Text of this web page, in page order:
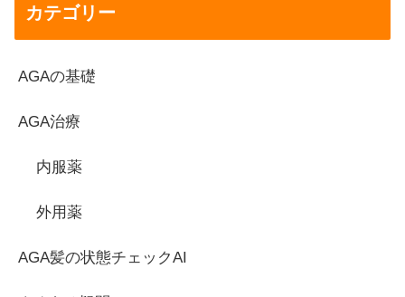
カテゴリー
AGAの基礎
AGA治療
内服薬
外用薬
AGA髪の状態チェックAI